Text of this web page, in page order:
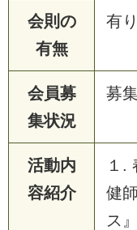
会則の
有無
有り
会員募
集状況
募
活動内
容紹介
１.
健
ス